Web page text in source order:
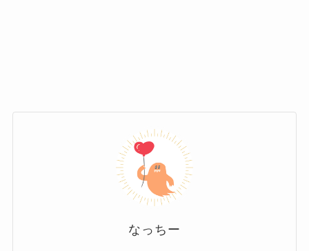
実際、英語・韓国語・中国語・ドイツ語など、
多言語に対応可能なメンバーがいることで、世
界中のファンとの距離がぐっと縮まっていま
SNSでも、&TEAMのフォロワー数はWeverseを
特に2024年にはソウルでのアリーナ公演を成功
させ、2日間で7000人以上を動員。
さらに音楽チャートでも上位にランクイ
なっちー